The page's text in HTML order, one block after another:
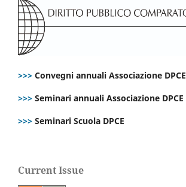
>>> Convegni annuali Associazione DPCE
>>> Seminari annuali Associazione DPCE
>>> Seminari Scuola DPCE
Current Issue